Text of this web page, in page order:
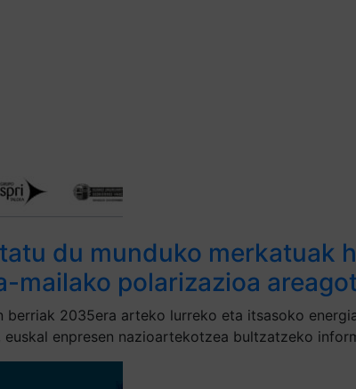
du munduko merkatuak
polarizazioa
berriak 2035era arteko lurreko eta itsasoko
enpresen nazioartekotzea bultzatzeko